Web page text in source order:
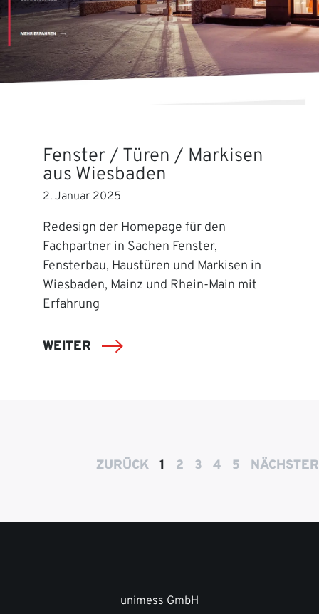
Fenster / Türen / Markisen
aus Wiesbaden
2. Januar 2025
Redesign der Homepage für den
Fachpartner in Sachen Fenster,
Fensterbau, Haustüren und Markisen in
Wiesbaden, Mainz und Rhein-Main mit
Erfahrung
WEITER
ZURÜCK 1 2 3 4 5 NÄCHSTER
unimess GmbH